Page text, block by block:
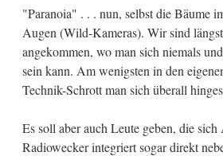
"Paranoia" . . . nun, selbst die Bäume
Augen (Wild-Kameras). Wir sind
angekommen, wo man sich niemals
sein kann. Am wenigsten in den
Technik-Schrott man sich überall
Es soll aber auch Leute geben, die
Radiowecker integriert sogar direkt